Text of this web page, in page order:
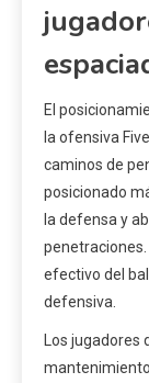
El
la ofensiva
caminos de
posicionado
la defensa y
efectivo del
defensiva.
Los jugadores